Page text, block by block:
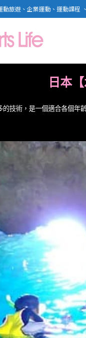
旅遊、企業運動、運動課程
日本
的技術，是一個適合各個年